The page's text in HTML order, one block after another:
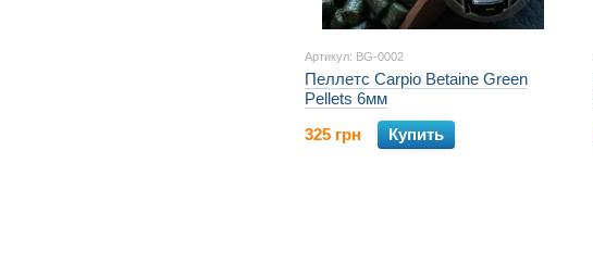
Артикул: BG-0002
Пеллетс Carpio Betaine Green
Pellets 6мм
325 грн
Купить